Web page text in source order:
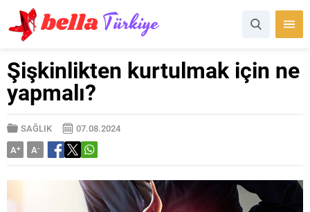
Şişkinlikten kurtulmak için ne
yapmalı?
SAĞLIK
07.08.2024
A+ A-